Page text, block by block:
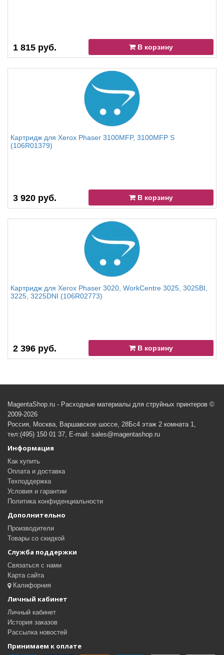
1 815 руб. В корзину
Картридж для Xerox Phaser 3100MFP, 3100MFP S
(106R01379)
3 920 руб. В корзину
Картридж для Xerox Phaser 3020, WorkCentre 3025, 3025BI,
3225, 3225DNI (106R02773)
2 396 руб. В корзину
MagentaShop.ru - Расходные материалы для струйных принтеров ©
2009-2026
Россия, Москва, Варшавское шоссе, 28Бс4 этаж 2 комната 1,
тел:(495) 150 01 37, E-mail: sales@magentashop.ru
Информация
Как купить
Оплата и доставка
Техподдержка
Условия и гарантии
Политика конфиденциальности
Дополнительно
Производители
Товары со скидкой
Служба поддержки
Связаться с нами
Карта сайта
Калифорния
Личный кабинет
Личный кабинет
История заказов
Рассылка новостей
Принимаем к оплате